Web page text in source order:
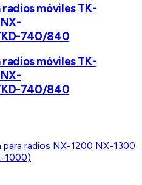
móviles TK-
740/840
móviles TK-
740/840